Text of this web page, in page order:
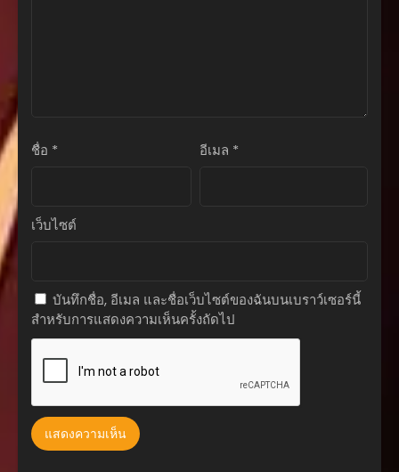
ตอนที่ 73
กุมภาพันธ์ 15, 2026
ตอนที่ 70
กุมภาพันธ์ 15, 2026
ตอนที่ 69
ตอนที่ 68
ชื่อ * อีเมล *
เว็บไซต์
บันทึกชื่อ, อีเมล และชื่อเว็บไซต์ของฉันบนเบราว์เซอร์นี้
สำหรับการแสดงความเห็นครั้งถัดไป